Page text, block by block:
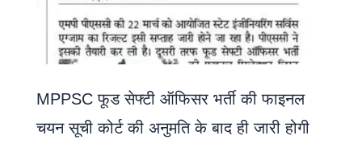
MPPSC फूड सेफ्टी ऑफिसर भर्ती की फाइनल
चयन सूची कोर्ट की अनुमति के बाद ही जारी होगी